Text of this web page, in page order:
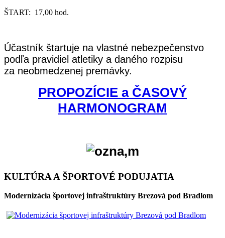
ŠTART: 17,00 hod.
Účastník štartuje na vlastné nebezpečenstvo
podľa pravidiel atletiky a daného rozpisu
za neobmedzenej premávky.
PROPOZÍCIE a ČASOVÝ
HARMONOGRAM
KULTÚRA A ŠPORTOVÉ PODUJATIA
Modernizácia športovej infraštruktúry Brezová pod Bradlom